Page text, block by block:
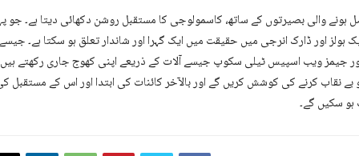
والی بصیرتوں کے ساتھ، کاسمولوجی کا مستقبل روشن دکھائی دیتا ہے۔ جو
ہولز اور ڈارک انرجی میں حقیقت میں ایک گہرا اور شاندار تعلق ہو سکتا ہے۔
جیمز ویب اسپیس ٹیلی سکوپ جیسے آلات کے ذریعے اپنی کھوج جاری رکھتے ہیں،
بے نقاب کرنے کی کوشش کریں گے اور بالآخر کائنات کی ابتدا اور اس کے مستقبل
سکیں گے۔